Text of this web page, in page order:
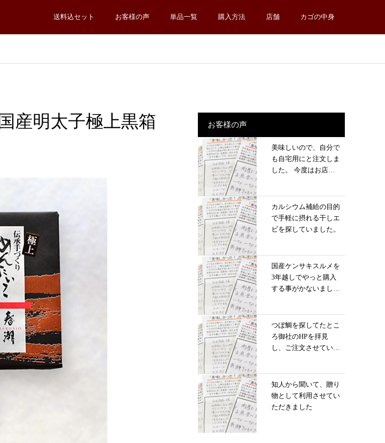
送料込セット お客様の声 単品一覧 購入方法 店舗 カゴの中身
産明太子極上黒箱
お客様の声
美味しいので、自分で
も自宅用にと注文しま
した。 今度はお店
カルシウム補給の目的
で手軽に摂れる干しエ
ビを探していました。
国産ケンサキスルメを
3年越しでやっと購入
する事がかないまし
つぼ鯛を探してたとこ
ろ御社のHPを拝見
し、ご注文させていた
知人から聞いて、贈り
物として利用させてい
ただきました